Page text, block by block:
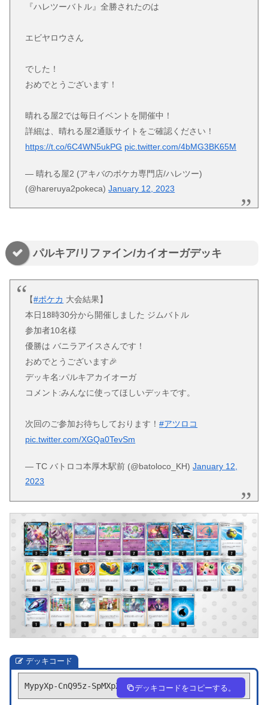
『ハレツーバトル』全勝されたのは
エビヤロウさん
でした！
おめでとうございます！
晴れる屋2では毎日イベントを開催中！
詳細は、晴れる屋2通販サイトをご確認ください！
https://t.co/6C4WN5ukPG pic.twitter.com/4bMG3BK65M
— 晴れる屋2 (アキバのポケカ専門店/ハレツー)
(@hareruya2pokeca)January 12, 2023
パルキア/リファイン/カイオーガデッキ
【#ポケカ 大会結果】
本日18時30分から開催しました ジムバトル
参加者10名様
優勝は バニラアイスさんです！
おめでとうございます🎉
デッキ名:パルキアカイオーガ
コメント:みんなに使ってほしいデッキです。
次回のご参加お待ちしております！#アツロコ
pic.twitter.com/XGQa0TevSm
— TC バトロコ本厚木駅前 (@batoloco_KH)January 12,
2023
デッキコード
MypyXp-CnQ95z-SpMXpX デッキコードをコピーする。